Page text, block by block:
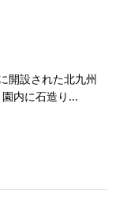
開設された北九州
内に石造り...